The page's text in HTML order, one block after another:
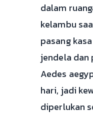
dalam
kelambu
pasang
jendela dan
Aedes
hari, jadi
diperlukan